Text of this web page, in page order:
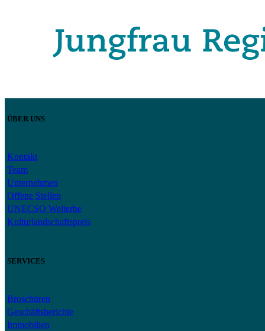
ÜBER UNS
Kontakt
Team
Unternehmen
Offene Stellen
UNECSO Welterbe
Kulturlandschaftspreis
SERVICES
Broschüren
Geschäftsberichte
Immobilien